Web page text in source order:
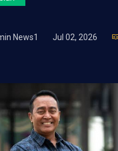
News1 Jul 02, 2026